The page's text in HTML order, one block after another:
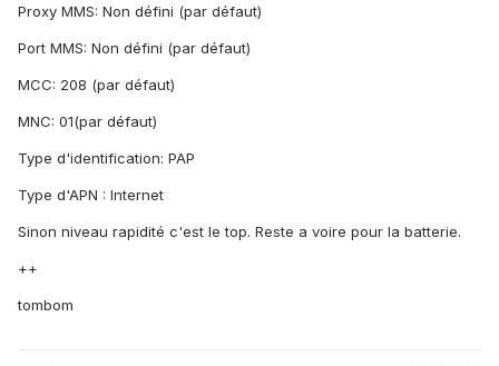
Proxy MMS: Non défini (par défaut)
Port MMS: Non défini (par défaut)
MCC: 208 (par défaut)
MNC: 01(par défaut)
Type d'identification: PAP
Type d'APN : Internet
Sinon niveau rapidité c'est le top. Reste a voire pour la batterie.
++
tombom